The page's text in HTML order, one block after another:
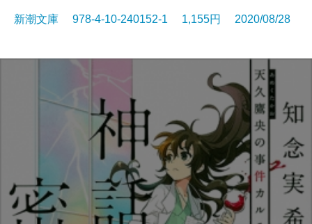
新潮文庫 978-4-10-240152-1 1,155円 2020/08/28